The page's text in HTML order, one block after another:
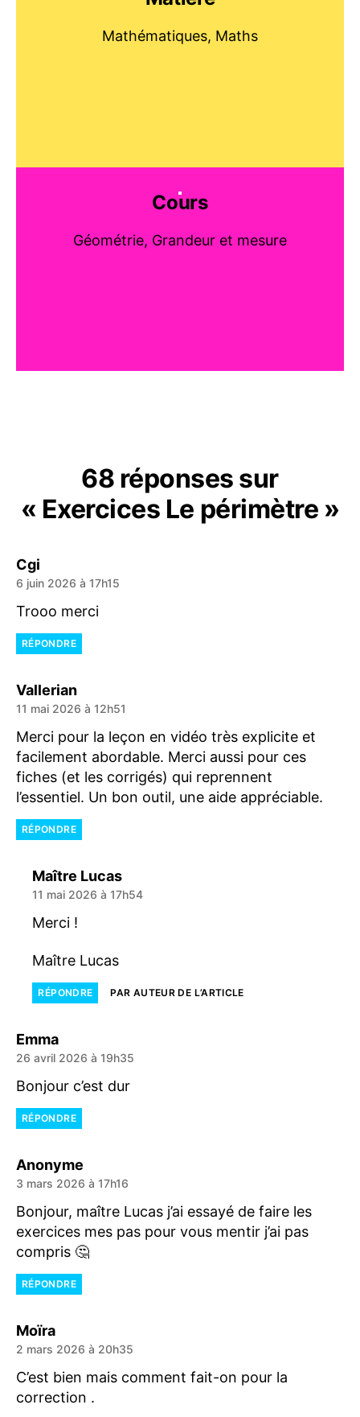
Mathématiques, Maths
Cours
Géométrie, Grandeur et mesure
68 réponses sur
« Exercices Le périmètre »
Cgi
6 juin 2026 à 17h15
Trooo merci
RÉPONDRE
Valleriandit :
11 mai 2026 à 12h51
Merci pour la leçon en vidéo très explicite et
facilement abordable. Merci aussi pour ces
fiches (et les corrigés) qui reprennent
l’essentiel. Un bon outil, une aide appréciable.
RÉPONDRE
Maître Lucasdit :
11 mai 2026 à 17h54
Merci !
Maître Lucas
RÉPONDRE PAR AUTEUR DE L’ARTICLE
Emmadit :
26 avril 2026 à 19h35
Bonjour c’est dur
RÉPONDRE
Anonyme
3 mars 2026 à 17h16
Bonjour, maître Lucas j’ai essayé de faire les
exercices mes pas pour vous mentir j’ai pas
compris 🤔
RÉPONDRE
Moïradit :
2 mars 2026 à 20h35
C’est bien mais comment fait-on pour la
correction .